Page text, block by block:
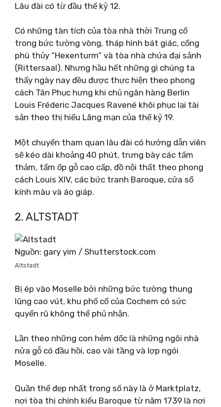
Lâu đài có từ đầu thế kỷ 12.
Có những tàn tích của tòa nhà thời Trung cổ
trong bức tường vòng, tháp hình bát giác, cổng
phù thủy “Hexenturm” và tòa nhà chứa đại sảnh
(Rittersaal). Nhưng hầu hết những gì chúng ta
thấy ngày nay đều được thực hiện theo phong
cách Tân Phục hưng khi chủ ngân hàng Berlin
Louis Fréderic Jacques Ravené khôi phục lại tài
sản theo thị hiếu Lãng mạn của thế kỷ 19.
Một chuyến tham quan lâu đài có hướng dẫn viên
sẽ kéo dài khoảng 40 phút, trưng bày các tấm
thảm, tấm ốp gỗ cao cấp, đồ nội thất theo phong
cách Louis XIV, các bức tranh Baroque, cửa sổ
kính màu và áo giáp.
2. ALTSTADT
Nguồn: gary yim / Shutterstock.com
Altstadt
Bị ép vào Moselle bởi những bức tường thung
lũng cao vút, khu phố cổ của Cochem có sức
quyến rũ không thể phủ nhận.
Lần theo những con hẻm dốc là những ngôi nhà
nửa gỗ có đầu hồi, cao vài tầng và lợp ngói
Moselle.
Quần thể đẹp nhất trong số này là ở Marktplatz,
nơi tòa thị chính kiểu Baroque từ năm 1739 là nơi